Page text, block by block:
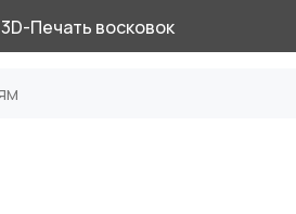
3D-Печать восковок